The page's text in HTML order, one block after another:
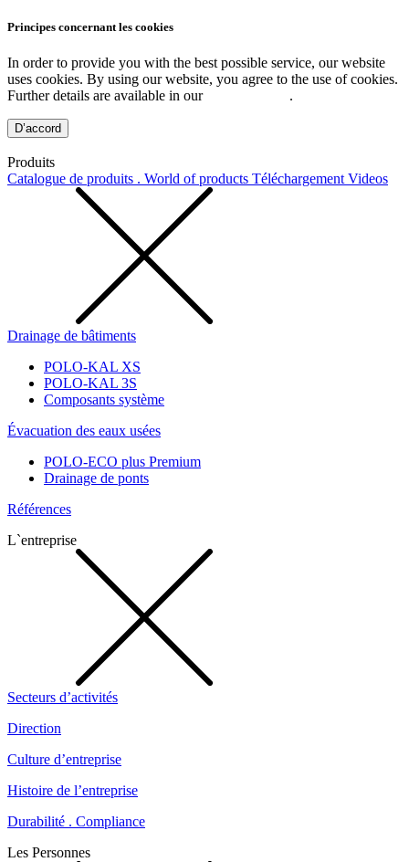
Principes concernant les cookies
In order to provide you with the best possible service, our website
uses cookies. By using our website, you agree to the use of cookies.
Further details are available in our
.
D’accord
Produits
Catalogue de produits . World of products Téléchargement Videos
Drainage de bâtiments
POLO-KAL XS
POLO-KAL 3S
Composants système
Évacuation des eaux usées
POLO-ECO plus Premium
Drainage de ponts
Références
L`entreprise
Secteurs d’activités
Direction
Culture d’entreprise
Histoire de l’entreprise
Durabilité . Compliance
Les Personnes